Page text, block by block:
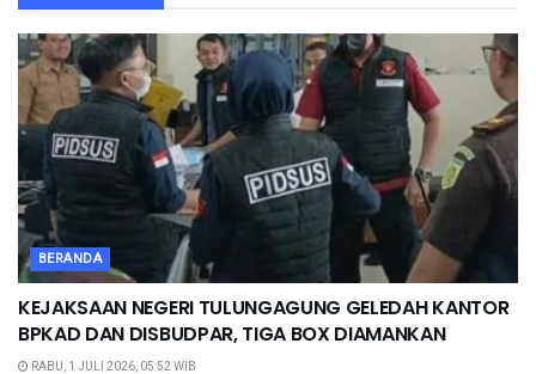
BERANDA
KEJAKSAAN NEGERI TULUNGAGUNG GELEDAH KANTOR
BPKAD DAN DISBUDPAR, TIGA BOX DIAMANKAN
RABU, 1 JULI 2026, 05:52 WIB